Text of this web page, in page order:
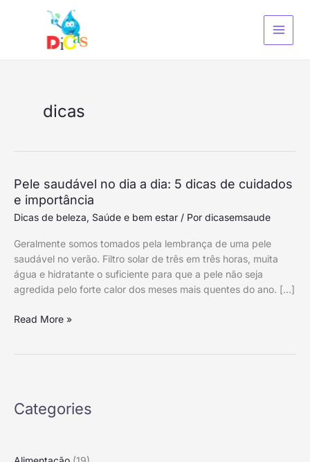
dicas
Pele saudável no dia a dia: 5 dicas de cuidados
e importância
Dicas de beleza, Saúde e bem estar / Por dicasemsaude
Geralmente somos tomados pela lembrança de uma pele
saudável no verão. Filtro solar de três em três horas, muita
água e hidratante o suficiente para que a pele não seja
agredida pelo forte calor dos meses mais quentes do ano. […]
Pele
saudável
no
a
dia:
5
dicas
cuidados
Read More »
Categories